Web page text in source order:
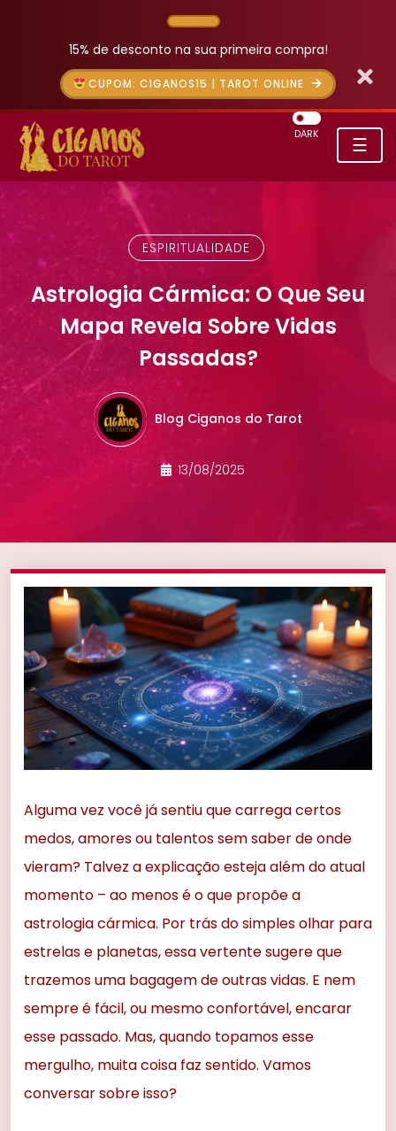
15% de desconto na sua primeira compra!
CUPOM: CIGANOS15 | TAROT ONLINE
☰
DARK
ESPIRITUALIDADE
Astrologia Cármica: O Que Seu
Mapa Revela Sobre Vidas
Passadas?
Blog Ciganos do Tarot
13/08/2025
Alguma vez você já sentiu que carrega certos
medos, amores ou talentos sem saber de onde
vieram? Talvez a explicação esteja além do atual
momento – ao menos é o que propõe a
astrologia cármica. Por trás do simples olhar para
estrelas e planetas, essa vertente sugere que
trazemos uma bagagem de outras vidas. E nem
sempre é fácil, ou mesmo confortável, encarar
esse passado. Mas, quando topamos esse
mergulho, muita coisa faz sentido. Vamos
conversar sobre isso?